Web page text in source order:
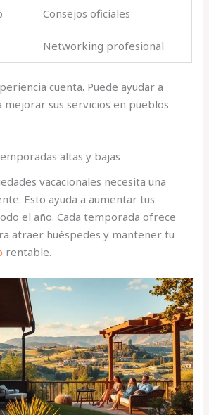
Consejos oficiales
Networking profesional
cuenta. Puede ayudar a
sus servicios en pueblos
altas y bajas
vacacionales necesita una
Esto ayuda a aumentar tus
el año. Cada temporada ofrece
atraer huéspedes y mantener tu
rentable.